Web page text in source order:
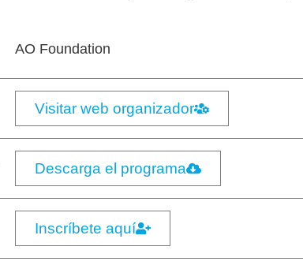
AO Foundation
Visitar web organizador
Descarga el programa
Inscríbete aquí